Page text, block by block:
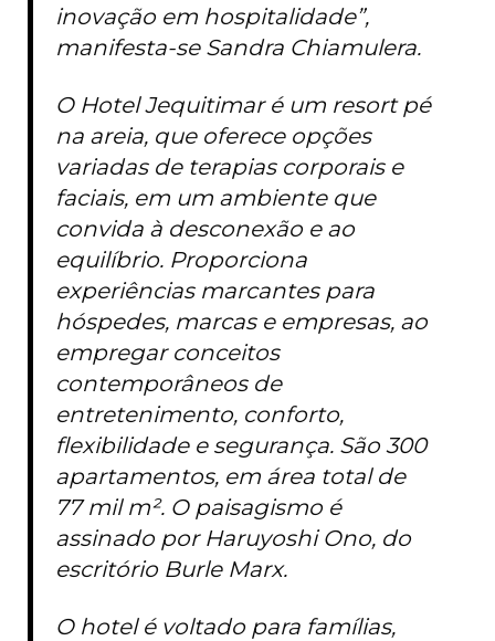
inovação em hospitalidade”,
manifesta-se Sandra Chiamulera.
O Hotel Jequitimar é um resort pé
na areia, que oferece opções
variadas de terapias corporais e
faciais, em um ambiente que
convida à desconexão e ao
equilíbrio. Proporciona
experiências marcantes para
hóspedes, marcas e empresas, ao
empregar conceitos
contemporâneos de
entretenimento, conforto,
flexibilidade e segurança. São 300
apartamentos, em área total de
77 mil m². O paisagismo é
assinado por Haruyoshi Ono, do
escritório Burle Marx.
O hotel é voltado para famílias,